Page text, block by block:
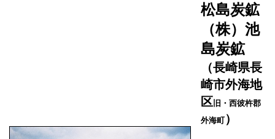
松島炭鉱
（株）池
島炭鉱
（長崎県長
崎市外海地
区 旧・西彼杵郡
外海町）